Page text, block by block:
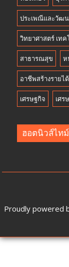
ประเพณีและวัฒ
วิทยาศาสตร์ เท
สาธารณสุข ห
อาชีพสร้างรายได้
เศรษฐกิจ เศร
ฮอตนิวส์ไท
Proudly powered